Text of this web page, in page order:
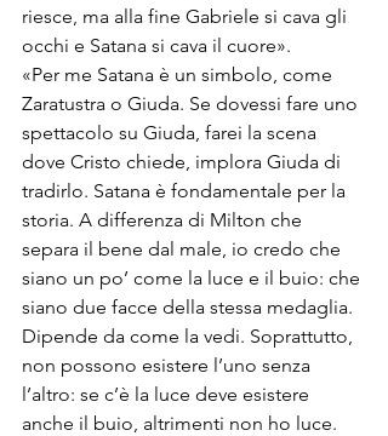
riesce, ma alla fine Gabriele si cava gli
occhi e Satana si cava il cuore».
«Per me Satana è un simbolo, come
Zaratustra o Giuda. Se dovessi fare uno
spettacolo su Giuda, farei la scena
dove Cristo chiede, implora Giuda di
tradirlo. Satana è fondamentale per la
storia. A differenza di Milton che
separa il bene dal male, io credo che
siano un po’ come la luce e il buio: che
siano due facce della stessa medaglia.
Dipende da come la vedi. Soprattutto,
non possono esistere l’uno senza
l’altro: se c’è la luce deve esistere
anche il buio, altrimenti non ho luce.